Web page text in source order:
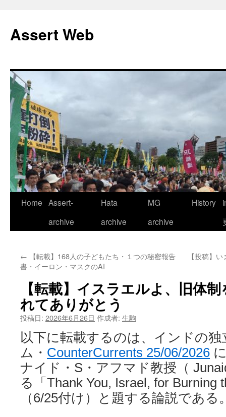
テ
ン
ス
キ
ッ
プ
Assert Web
Home Assert-
archive
Hata
archive
MG
archive
History
← 【転載】168人の子どもたち・１つの秘密報告
書・イーロン・マスクのAI
【投稿】
【転載】イスラエルよ、旧体
れてありがとう
投稿日: 2026年6月26日 作成者: 生駒
以下に転載するのは、インドの
ム・ CounterCurrents 25/06/2026
ナイド・S・アフマド教授（
る「Thank You, Israel, for Burning
（6/25付け）と題する論説である